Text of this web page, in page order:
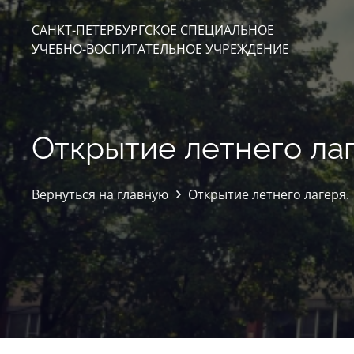
САНКТ-ПЕТЕРБУРГСКОЕ СПЕЦИАЛЬНОЕ
УЧЕБНО-ВОСПИТАТЕЛЬНОЕ УЧРЕЖДЕНИЕ
Открытие летнего
Вернуться на главную Открытие летнего лагеря.